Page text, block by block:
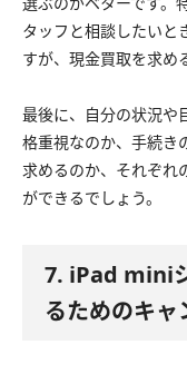
タッフと相談したいと
すが、現金買取を求め
最後に、自分の状況や
格重視なのか、手続き
求めるのか、それぞれ
ができるでしょう。
7. iPad mini
るためのキャ